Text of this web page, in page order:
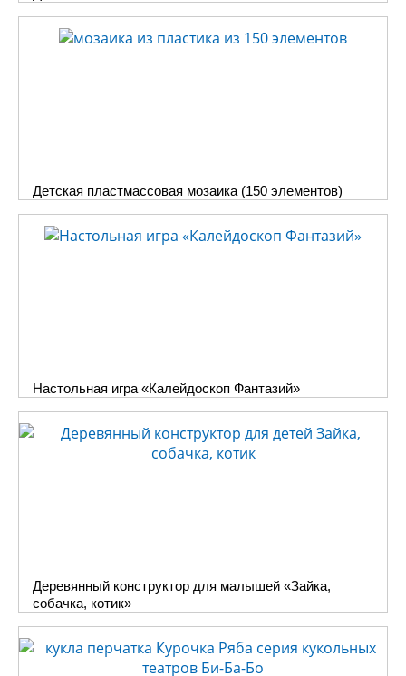
Детская пластмассовая мозаика (150 элементов)
Настольная игра «Калейдоскоп Фантазий»
Деревянный конструктор для малышей «Зайка,
собачка, котик»